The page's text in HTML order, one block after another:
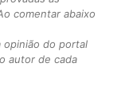
comentar abaixo
opinião do portal
autor de cada